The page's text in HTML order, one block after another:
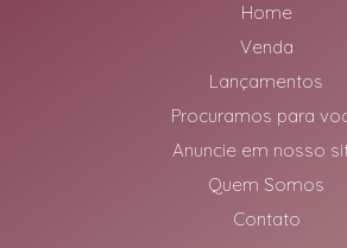
Home
Venda
Lançamentos
Procuramos para
Anuncie em nosso
Quem Somos
Contato